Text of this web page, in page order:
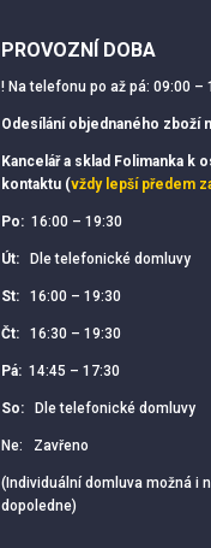
PROVOZNÍ DOBA
! Na telefonu po až pá: 09:00 –
Odesílání objednaného zboží
Kancelář a sklad Folimanka k
kontaktu (vždy lepší předem
Po: 16:00 – 19:30
Út:Dle telefonické domluvy
St: 16:00 – 19:30
Čt: 16:30 – 19:30
Pá:14:45 – 17:30
So: Dle telefonické domluvy
Ne: Zavřeno
(Individuální domluva možná i
dopoledne)